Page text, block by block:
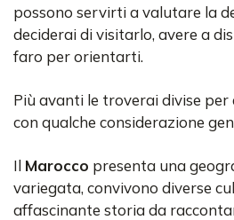
possono servirti a valutare la
deciderai di visitarlo, avere a
faro per orientarti.
Più avanti le troverai divise
con qualche considerazione
Il Marocco presenta una
variegata, convivono diverse
affascinante storia da